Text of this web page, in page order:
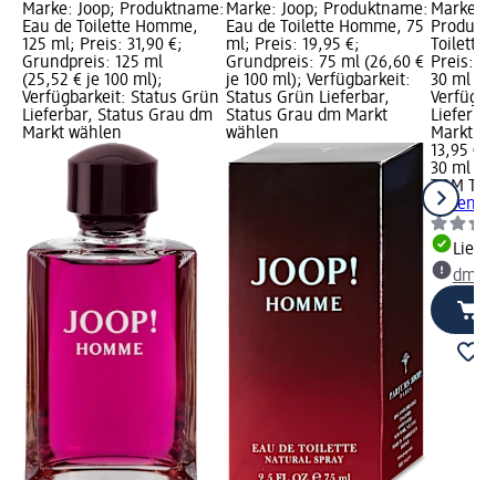
Marke: Joop; Produktname:
Eau de Toilette Homme,
125 ml; Preis: 31,90 €;
Grundpreis: 125 ml
(25,52 € je 100 ml);
Verfügbarkeit: Status Grün
Lieferbar, Status Grau dm
Markt wählen
Marke: Joop; Produktname:
Eau de Toilette Homme, 75
ml; Preis: 19,95 €;
Grundpreis: 75 ml (26,60 €
je 100 ml); Verfügbarkeit:
Status Grün Lieferbar,
Status Grau dm Markt
wählen
Marke:
Toilette
Preis:
30 ml
Markt
13,95 €
30 ml
TOM
dm